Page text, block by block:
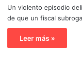
Un violento episodio
de que un fiscal
Leer más »